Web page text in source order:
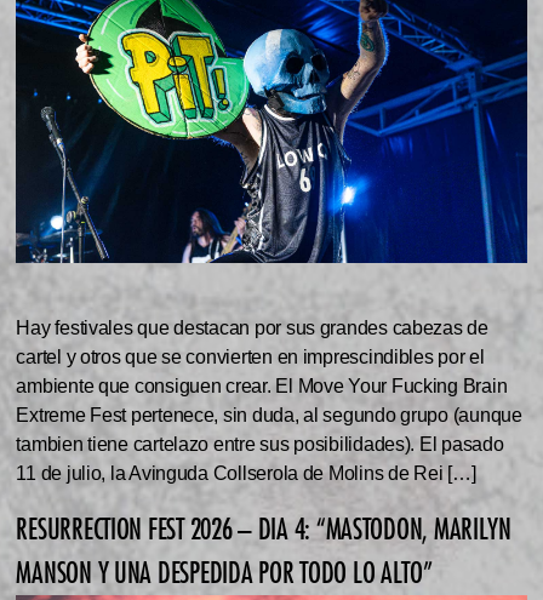
Hay festivales que destacan por sus grandes cabezas de
cartel y otros que se convierten en imprescindibles por el
ambiente que consiguen crear. El Move Your Fucking Brain
Extreme Fest pertenece, sin duda, al segundo grupo (aunque
tambien tiene cartelazo entre sus posibilidades). El pasado
11 de julio, la Avinguda Collserola de Molins de Rei […]
RESURRECTION FEST 2026 – DIA 4: “MASTODON, MARILYN
MANSON Y UNA DESPEDIDA POR TODO LO ALTO”